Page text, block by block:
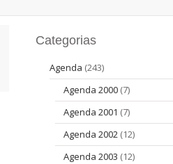
Categorias
Agenda (243)
Agenda 2000 (7)
Agenda 2001 (7)
Agenda 2002 (12)
Agenda 2003 (12)